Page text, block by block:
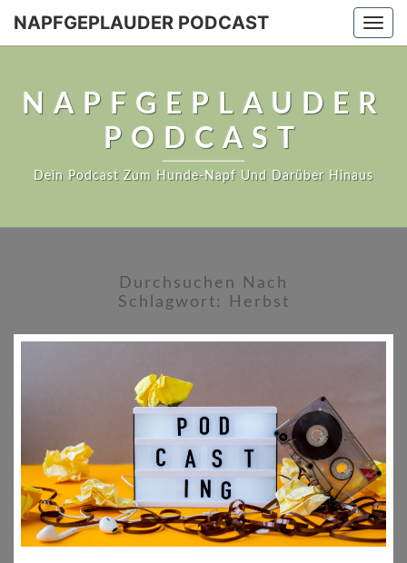
NAPFGEPLAUDER PODCAST
NAPFGEPLAUDER
PODCAST
Dein Podcast Zum Hunde-Napf Und Darüber Hinaus
Durchsuchen Nach
Schlagwort:
Herbst